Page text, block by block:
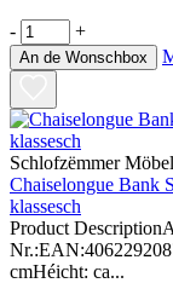
- +
An de Wonschbox
Schlofzëmmer Möbel
Chaiselongue Bank
klassesch
Product
cmHéicht: ca...